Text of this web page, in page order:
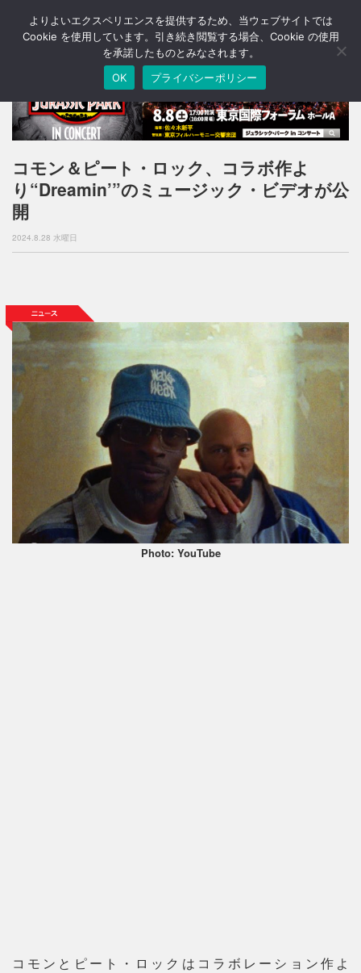
T
o
n
a
v
a
n
コモン＆ピート・ロック、コラボ作よ
り“Dreamin’”のミュージック・ビデオが公
開
2024.8.28 水曜日
Photo: YouTube
コモンとピート・ロックはコラボレーション作よ
よりよいエクスペリエンスを提供するため、当ウェブサイトでは
Cookie を使用しています。引き続き閲覧する場合、Cookie の使用
を承諾したものとみなされます。
OK
プライバシーポリシー